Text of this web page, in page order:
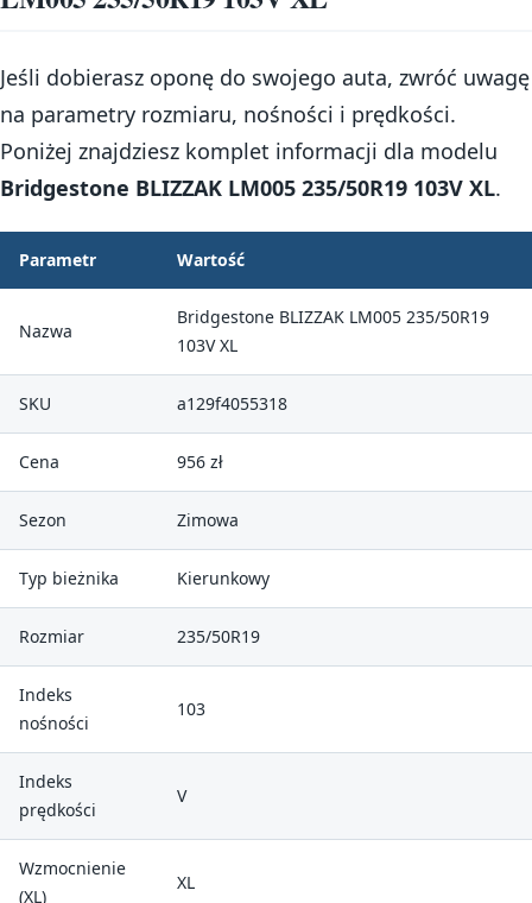
Jeśli dobierasz oponę do swojego auta, zwróć uwagę
na parametry rozmiaru, nośności i prędkości.
Poniżej znajdziesz komplet informacji dla modelu
Bridgestone BLIZZAK LM005 235/50R19 103V XL.
Parametr Wartość
Nazwa
Bridgestone BLIZZAK LM005 235/50R19
103V XL
SKU a129f4055318
Cena 956 zł
Sezon Zimowa
Typ bieżnika Kierunkowy
Rozmiar 235/50R19
Indeks
nośności
103
Indeks
prędkości
V
Wzmocnienie
(XL)
XL